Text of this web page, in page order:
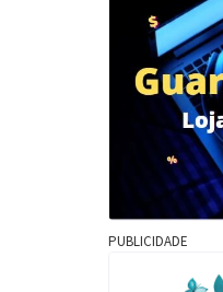
PUBLICIDADE